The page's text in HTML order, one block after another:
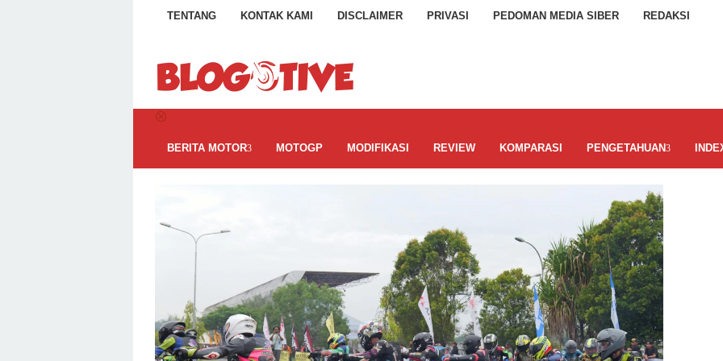
Loncat
TENTANG KONTAK KAMI DISCLAIMER PRIVASI PEDOMAN MEDIA SIBER REDAKSI
BERITA MOTOR MOTOGP MODIFIKASI REVIEW KOMPARASI PENGETAHUAN